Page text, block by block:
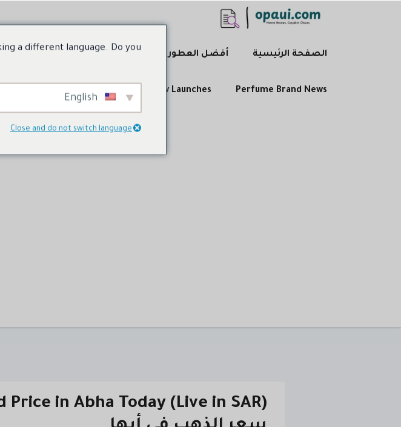
الصفحة الرئيسية أفضل العطور Men’s Perfume
perfume
Perfume Brand News
New Launches
a different language. Do you
Close and do not switch language